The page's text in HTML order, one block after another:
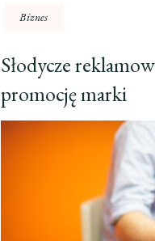
Biznes
Słodycze
promocję marki